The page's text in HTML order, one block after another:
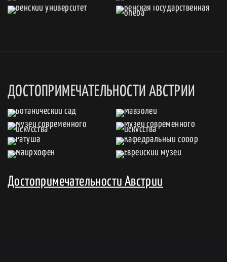
ДОСТОПРИМЕЧАТЕЛЬНОСТИ АВСТРИИ
Достопримечательности Австрии